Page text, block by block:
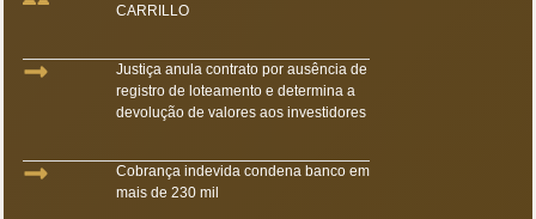
CARRILLO
Justiça anula contrato por ausência de
registro de loteamento e determina a
devolução de valores aos investidores
Cobrança indevida condena banco em
mais de 230 mil